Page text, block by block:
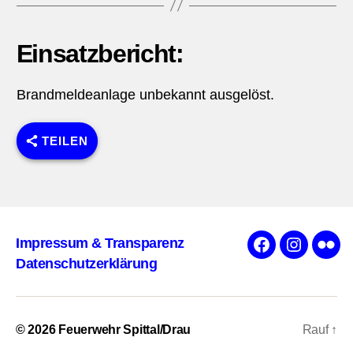
Einsatzbericht:
Brandmeldeanlage unbekannt ausgelöst.
TEILEN
Impressum & Transparenz
Datenschutzerklärung
Facebook
© 2026 Feuerwehr Spittal/Drau Rauf ↑